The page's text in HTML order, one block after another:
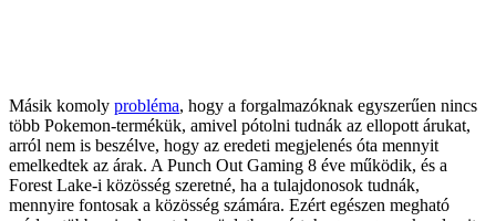
Másik komoly probléma, hogy a forgalmazóknak egyszerűen nincs
több Pokemon-termékük, amivel pótolni tudnák az ellopott árukat,
arról nem is beszélve, hogy az eredeti megjelenés óta mennyit
emelkedtek az árak. A Punch Out Gaming 8 éve működik, és a
Forest Lake-i közösség szeretné, ha a tulajdonosok tudnák,
mennyire fontosak a közösség számára. Ezért egészen megható